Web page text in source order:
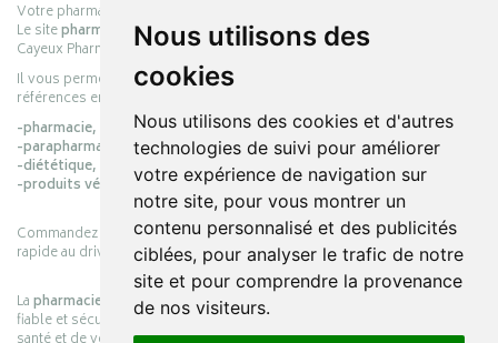
Nous utilisons des
cookies
Nous utilisons des cookies et d'autres
technologies de suivi pour améliorer
votre expérience de navigation sur
notre site, pour vous montrer un
contenu personnalisé et des publicités
ciblées, pour analyser le trafic de notre
site et pour comprendre la provenance
de nos visiteurs.
Votre pharmacie en ligne :
Le sitepharmacie-cayeux.frest le prolongement digital de la pharmacie
Cayeux Pharmabest Berck-sur-Mer – Rang-du-Fliers.
Il vous permet de réaliser vos achats en ligne parmi des milliers de
références en :
-pharmacie,
-parapharmacie,
-diététique,
-produits vétérinaires.
Commandez simplement vos produits en ligne et choisissez le retrait
rapide au drive ou la livraison à domicile, en toute simplicité.
Lapharmacie Cayeuxs’engage à vous offrir une expérience pratique,
fiable et sécurisée, en officine comme en ligne, au service de votre